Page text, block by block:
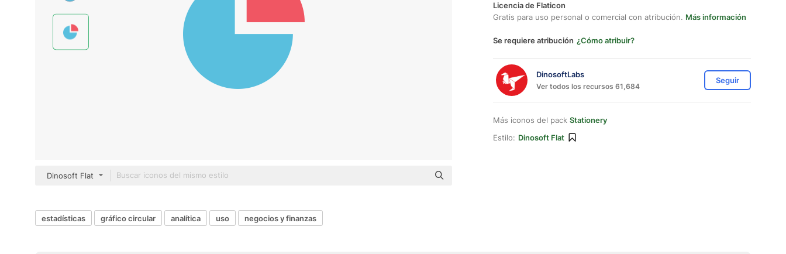
Dinosoft Flat
Licencia de Flaticon
Gratis para uso personal o comercial con atribución. Más información
Se requiere atribución ¿Cómo atribuir?
DinosoftLabs
Ver todos los recursos 61,684
Seguir
Más iconos del pack Stationery
Estilo: Dinosoft Flat
estadísticas gráfico circular analítica uso negocios y finanzas